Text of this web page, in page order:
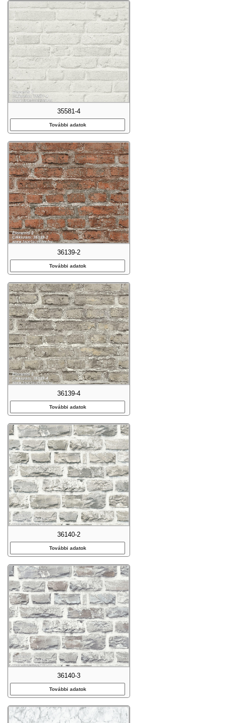
35581-4
További adatok
36139-2
További adatok
36139-4
További adatok
36140-2
További adatok
36140-3
További adatok